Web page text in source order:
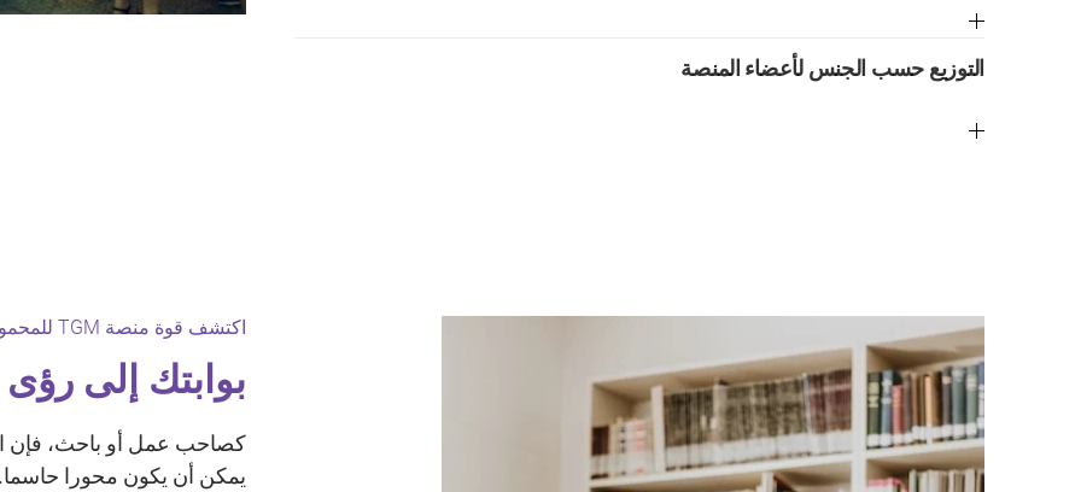
التوزيع حسب الجنس لأعضاء المنصة
اكتشف قوة منصة TGM للمحمول وعبر الإنترنت فيالبوسنة والهرسك:
بوابتك إلى رؤى
كصاحب عمل أو باحث،